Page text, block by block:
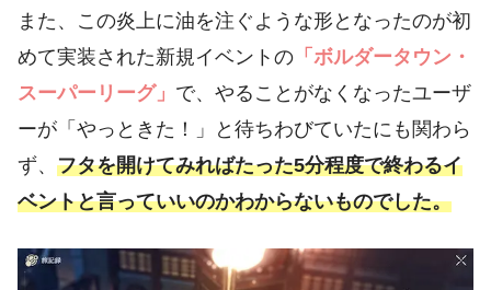
また、この炎上に油を注ぐような形となったのが初
めて実装された新規イベントの 「ボルダータウン・
スーパーリーグ」 で、やることがなくなったユーザ
ーが「やっときた！」と待ちわびていたにも関わら
ず、 フタを開けてみればたった5分程度で終わるイ
ベントと言っていいのかわからないものでした。